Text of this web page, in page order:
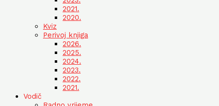
2021.
2020.
Kviz
Perivoj knjiga
2026.
2025.
2024.
2023.
2022.
2021.
Vodič